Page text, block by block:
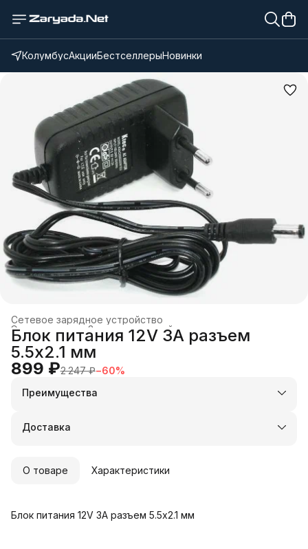
КолумбусАкцииБестселлерыНовинки
Сетевое зарядное устройство
Зарядные устройства и док-станции
Электроника
Главная ›
Блок питания 12V 3A разъем
5.5x2.1 мм
899 ₽2 247 ₽−60%
Преимущества
Оплата частями в Сплит
Удобный возврат
Доставка
О товаре Характеристики
Блок питания 12V 3A разъем 5.5x2.1 мм